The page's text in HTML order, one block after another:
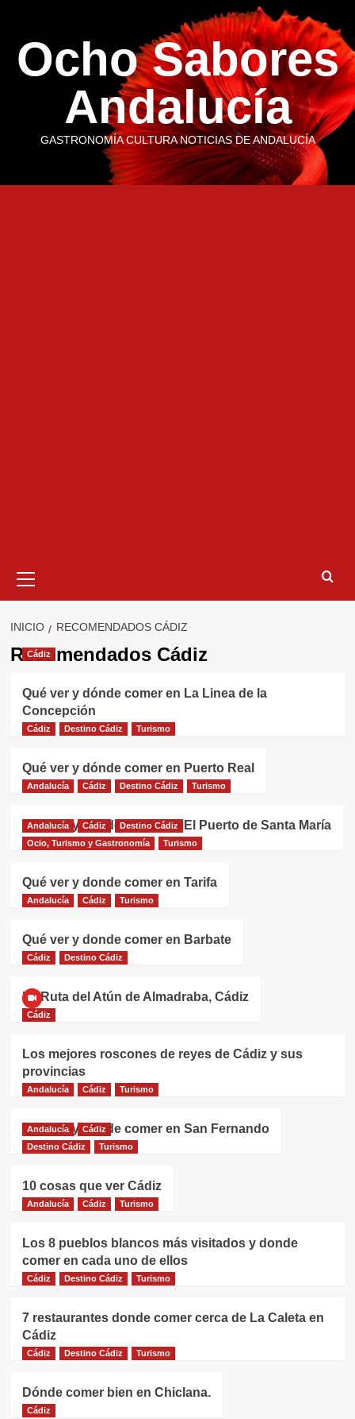
contenido
Ocho Sabores
Andalucía
GASTRONOMÍA CULTURA NOTICIAS DE ANDALUCÍA
primario
INICIO RECOMENDADOS CÁDIZ
Recomendados Cádiz
Cádiz
Qué ver y dónde comer en La Linea de la
Concepción
Cádiz Destino Cádiz Turismo
Qué ver y dónde comer en Puerto Real
Andalucía Cádiz Destino Cádiz Turismo
Qué ver y dónde comer en El Puerto de Santa María
Andalucía Cádiz
Destino Cádiz
Ocio, Turismo y Gastronomía
Turismo
Qué ver y donde comer en Tarifa
Andalucía Cádiz Turismo
Qué ver y donde comer en Barbate
Cádiz Destino Cádiz
La Ruta del Atún de Almadraba, Cádiz
Cádiz
Los mejores roscones de reyes de Cádiz y sus
provincias
Andalucía Cádiz Turismo
Qué ver y dónde comer en San Fernando
Andalucía
Cádiz
Destino Cádiz
Turismo
10 cosas que ver Cádiz
Andalucía Cádiz Turismo
Los 8 pueblos blancos más visitados y donde
comer en cada uno de ellos
Cádiz Destino Cádiz Turismo
7 restaurantes donde comer cerca de La Caleta en
Cádiz
Cádiz Destino Cádiz Turismo
Dónde comer bien en Chiclana.
Cádiz